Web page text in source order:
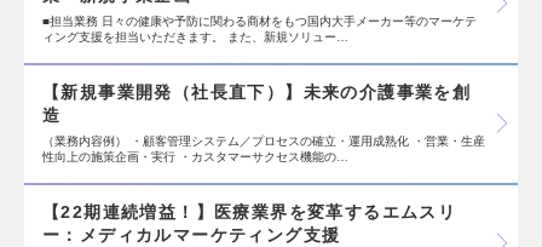
■担当業務 日々の健康や予防に関わる商材をもつ国内大手メーカー等のマーケテ
ィング支援を担当いただきます。 また、新規ソリュー…
【新規事業開発（社長直下）】未来の介護事業を創
造
（業務内容例） ・顧客管理システム／プロセスの確立・運用成熟化 ・営業・生産
性向上の施策企画・実行 ・カスタマーサクセス機能の…
【22期連続増益！】医療業界を変革するエムスリ
ー：メディカルマーケティング支援